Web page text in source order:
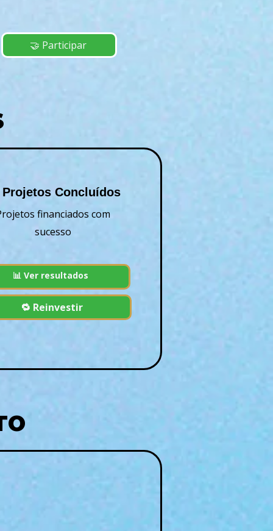
🤝 Participar
Projetos Concluídos
financiados com
sucesso
📊 Ver resultados
🔁 Reinvestir